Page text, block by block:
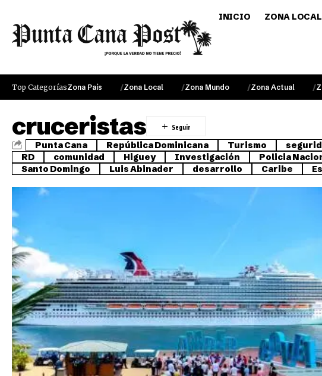
INICIO ZONA LOCAL
Top CategoríasZona País Zona Local Zona Mundo Zona Actual
cruceristas
Punta Cana República Dominicana Turismo
RD
comunidad Higuey Investigación Policia
Santo Domingo
Luis Abinader desarrollo Caribe